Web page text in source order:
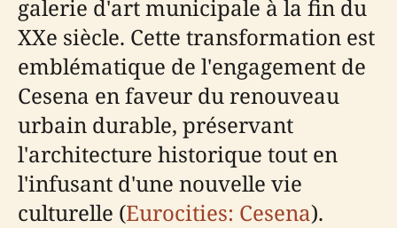
galerie d'art municipale à la fin du
XXe siècle. Cette transformation est
emblématique de l'engagement de
Cesena en faveur du renouveau
urbain durable, préservant
l'architecture historique tout en
l'infusant d'une nouvelle vie
culturelle (Eurocities: Cesena).